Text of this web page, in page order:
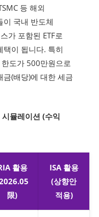
등 해외
이 국내 반도체
가 포함된 ETF로
택이 됩니다. 특히
도가 500만원으로
(배당)에 대한 세금
뮬레이션 (수익
활용
限)
ISA 활용
(상향안
적용)